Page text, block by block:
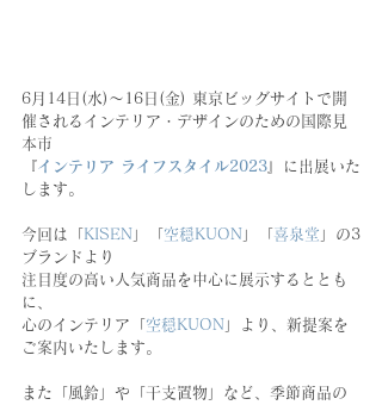
6月14日(水)～16日(金) 東京ビッグサイトで開
催されるインテリア・デザインのための国際見
本市
『インテリア ライフスタイル2023』
に出展いた
します。
今回は「KISEN 」「空穏KUON 」「喜泉堂 」の3
ブランドより
注目度の高い人気商品を中心に展示するととも
に、
心のインテリア「空穏KUON 」より、新提案を
ご案内いたします。
また「風鈴」や「干支置物」など、季節商品の